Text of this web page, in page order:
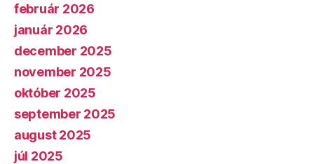
február 2026
január 2026
december 2025
november 2025
október 2025
september 2025
august 2025
júl 2025